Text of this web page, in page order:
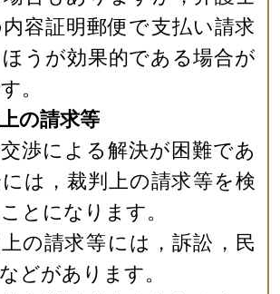
容証明郵便で支払い請求
うが効果的である場合が
。
の請求等
渉による解決が困難であ
は，裁判上の請求等を検
とになります。
の請求等には，訴訟，民
どがあります。